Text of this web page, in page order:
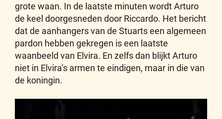
grote waan. In de laatste minuten wordt Arturo
de keel doorgesneden door Riccardo. Het bericht
dat de aanhangers van de Stuarts een algemeen
pardon hebben gekregen is een laatste
waanbeeld van Elvira. En zelfs dan blijkt Arturo
niet in Elvira’s armen te eindigen, maar in die van
de koningin.